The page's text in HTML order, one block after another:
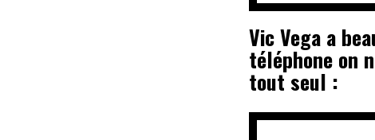
Vic Vega a
téléphone on
tout seul :